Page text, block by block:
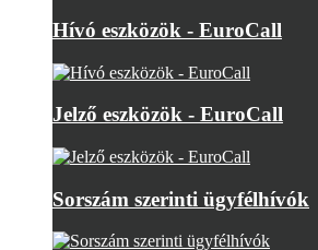
Hívó eszközök - EuroCall
Jelző eszközök - EuroCall
Sorszám szerinti ügyfélhívók